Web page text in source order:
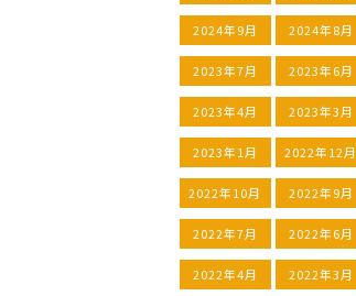
2024年9月 2024年8月
2023年7月 2023年6月
2023年4月 2023年3月
2023年1月 2022年12月
2022年10月 2022年9月
2022年7月 2022年6月
2022年4月 2022年3月